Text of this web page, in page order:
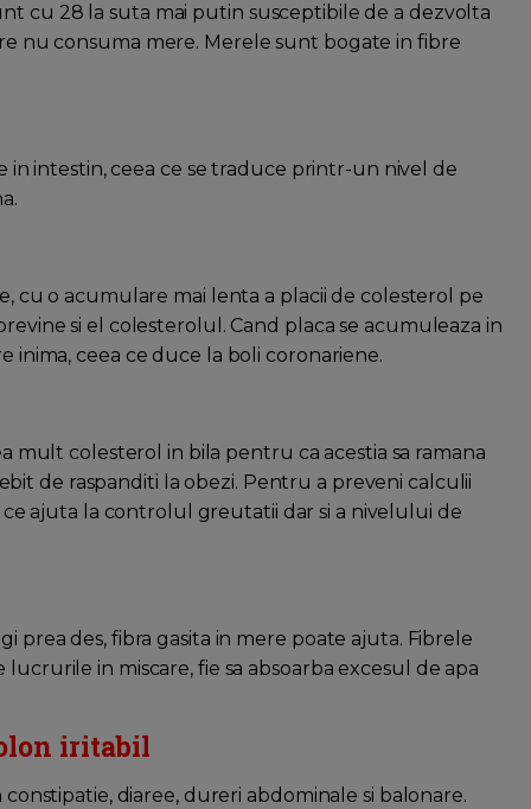
cu 28 la suta mai putin susceptibile de a dezvolta
nu consuma mere. Merele sunt bogate in fibre
in intestin, ceea ce se traduce printr-un nivel de
cu o acumulare mai lenta a placii de colesterol pe
si el colesterolul. Cand placa se acumuleaza in
ceea ce duce la boli coronariene.
mult colesterol in bila pentru ca acestia sa ramana
de raspanditi la obezi. Pentru a preveni calculii
ajuta la controlul greutatii dar si a nivelului de
prea des, fibra gasita in mere poate ajuta. Fibrele
in miscare, fie sa absoarba excesul de apa
iritabil
diaree, dureri abdominale si balonare.